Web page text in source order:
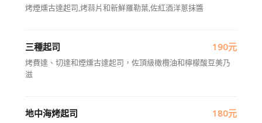
烤煙燻古達起司,烤蒜片和新鮮羅勒葉,佐紅酒洋蔥抹醬
三種起司 190元
烤費達、切達和煙燻古達起司，佐頂級橄欖油和檸檬酸豆美乃
滋
地中海烤起司 180元